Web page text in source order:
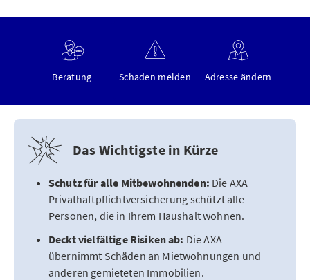
Beratung Schaden melden Adresse ändern
Das Wichtigste in Kürze
Schutz für alle Mitbewohnenden: Die AXA
Privathaftpflichtversicherung schützt alle
Personen, die in Ihrem Haushalt wohnen.
Deckt vielfältige Risiken ab: Die AXA
übernimmt Schäden an Mietwohnungen und
anderen gemieteten Immobilien.